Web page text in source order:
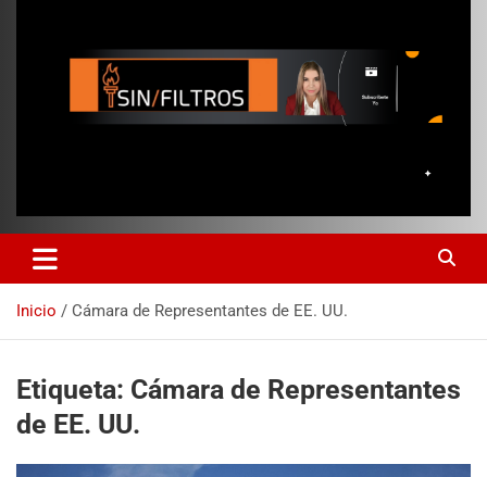
Inicio Cámara de Representantes de EE. UU.
Etiqueta: Cámara de Representantes
de EE. UU.